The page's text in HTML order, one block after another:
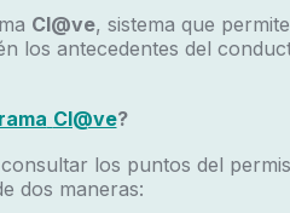
Cl@ve, sistema que
los antecedentes del
Cl@ve?
los puntos del
dos maneras: